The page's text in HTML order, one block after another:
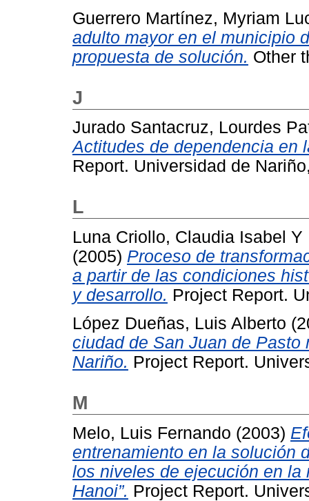
Guerrero Martínez, Myriam
adulto mayor en el municipio
propuesta de solución. Other
J
Jurado Santacruz, Lourdes
Actitudes de dependencia en
Report. Universidad de
L
Luna Criollo, Claudia Isabel Y
(2005) Proceso de
a partir de las condiciones
y desarrollo. Project Report.
López Dueñas, Luis Alberto
ciudad de San Juan de
Nariño. Project Report.
M
Melo, Luis Fernando (2003)
entrenamiento en la solución
los niveles de ejecución en la
Hanoi”. Project Report.